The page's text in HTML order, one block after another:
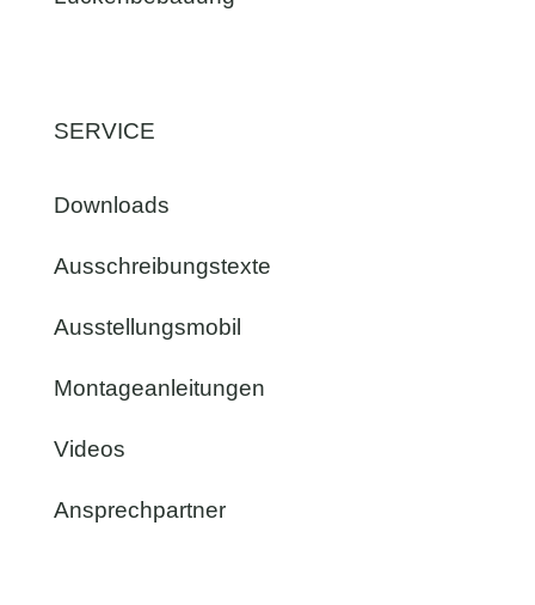
SERVICE
Downloads
Ausschreibungstexte
Ausstellungsmobil
Montageanleitungen
Videos
Ansprechpartner